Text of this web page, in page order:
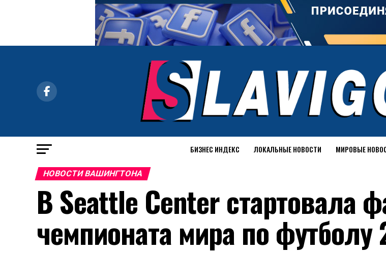
БИЗНЕС ИНДЕКС ЛОКАЛЬНЫЕ НОВОСТИ МИРОВЫЕ
НОВОСТИ ВАШИНГТОНА
В Seattle Center стартовала
чемпионата мира по футболу